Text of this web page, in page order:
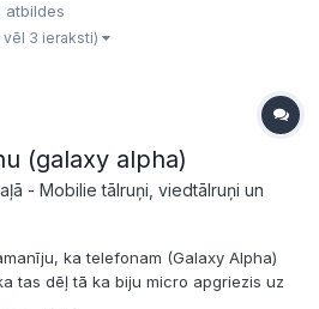
čakarēties. Cenu grūti noteikt tāpēc
atbildes
vēl 3 ieraksti)
(galaxy alpha)
- Mobilie tālruņi, viedtālruņi un
ka telefonam (Galaxy Alpha)
tas dēļ tā ka biju micro apgriezis uz